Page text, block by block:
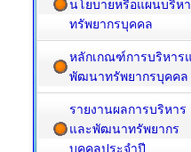
นโยบายหรือแผนบริห
ทรัพยากรบุคคล
หลักเกณฑ์การบริหาร
พัฒนาทรัพยากรบุคคล
รายงานผลการบริหาร
และพัฒนาทรัพยากร
บุคคลประจำปี